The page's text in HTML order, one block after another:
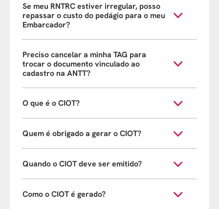
Se meu RNTRC estiver irregular, posso
repassar o custo do pedágio para o meu
Embarcador?
Preciso cancelar a minha TAG para
trocar o documento vinculado ao
cadastro na ANTT?
O que é o CIOT?
Quem é obrigado a gerar o CIOT?
Quando o CIOT deve ser emitido?
Como o CIOT é gerado?